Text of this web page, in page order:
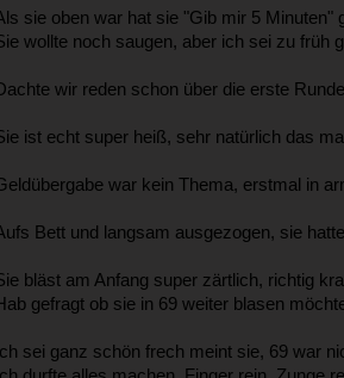
sie oben war hat sie "Gib mir 5 Minuten"
wollte noch saugen, aber ich sei zu früh
wir reden schon über die erste Runde
ist echt super heiß, sehr natürlich das
war kein Thema, erstmal in
Bett und langsam ausgezogen, sie
bläst am Anfang super zärtlich, richtig
gefragt ob sie in 69 weiter blasen
Ich sei ganz schön frech meint sie, 69 war